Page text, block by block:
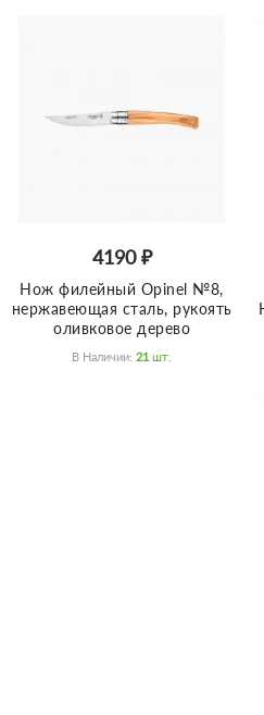
4190 ₽
Нож филейный Opinel №8,
нержавеющая сталь, рукоять
оливковое дерево
В Наличии: 21 Шт.